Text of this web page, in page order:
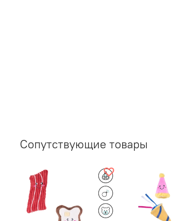
Сопутствующие товары